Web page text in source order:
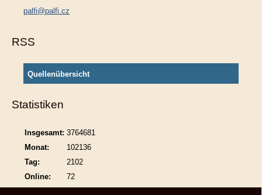
palfi@palfi.cz
RSS
Quellenübersicht
Statistiken
Online: 72
Insgesamt: 3764681
Monat:
102136
Tag:
2102